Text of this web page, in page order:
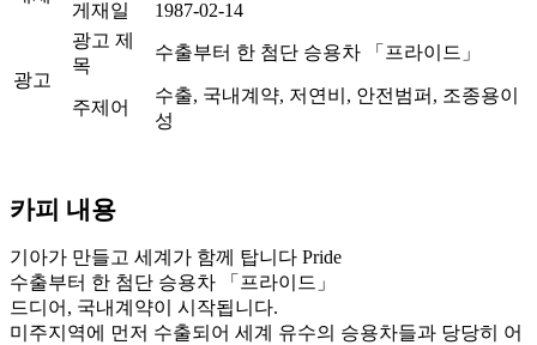
게재일
1987-02-14
광고
광고 제
목
수출부터 한 첨단 승용차 「프라이드」
주제어
수출, 국내계약, 저연비, 안전범퍼, 조종용이
성
카피 내용
기아가 만들고 세계가 함께 탑니다 Pride
수출부터 한 첨단 승용차 「프라이드」
드디어, 국내계약이 시작됩니다.
미주지역에 먼저 수출되어 세계 유수의 승용차들과 당당히 어